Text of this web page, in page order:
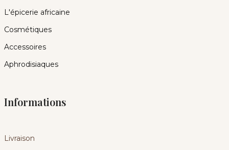
L'épicerie africaine
Cosmétiques
Accessoires
Aphrodisiaques
Informations
Livraison